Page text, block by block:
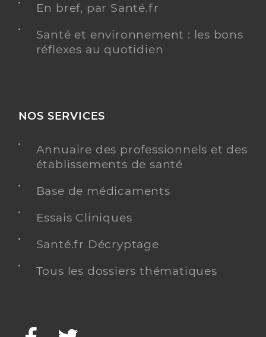
En bref, par Santé.fr
Santé et environnement : les bons
réflexes au quotidien
NOS SERVICES
Annuaire des professionnels et des
établissements de santé
Base de médicaments
Essais Cliniques
Santé.fr Décryptage
Tous les dossiers thématiques
Facebook